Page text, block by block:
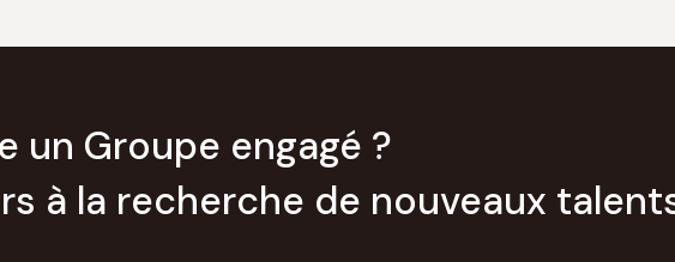
un Groupe engagé ?
à la recherche de nouveaux